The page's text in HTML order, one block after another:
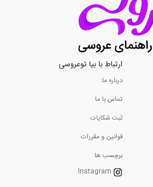
ارتباط با بیا توعروسی
درباره ما
تماس با ما
ثبت شکایات
قوانین و مقررات
برچسب ها
Instagram